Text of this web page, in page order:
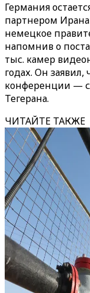
Германия
партнером
немецкое
напомнив о
тыс. камер
годах. Он
конференции —
Тегерана.
ЧИТАЙТЕ ТАКЖЕ